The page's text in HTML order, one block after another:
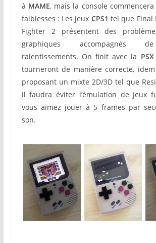
à MAME, mais la console
faiblesses : Les jeux CPS1 tel que Final
Fighter 2 présentent des
graphiques accompagnés
ralentissements. On finit avec la PSX
tourneront de manière correcte,
proposant un mixte 2D/3D tel que
il faudra éviter l’émulation de jeux
vous aimez jouer à 5 frames par
son.